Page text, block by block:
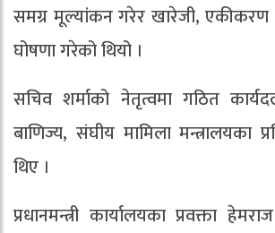
समग्र मूल्यांकन गरेर खारेजी, एकीकरण
घोषणा गरेको थियो ।
सचिव शर्माको नेतृत्वमा गठित
बाणिज्य, संघीय मामिला मन्त्रालयका
थिए ।
प्रधानमन्त्री कार्यालयका प्रवक्ता